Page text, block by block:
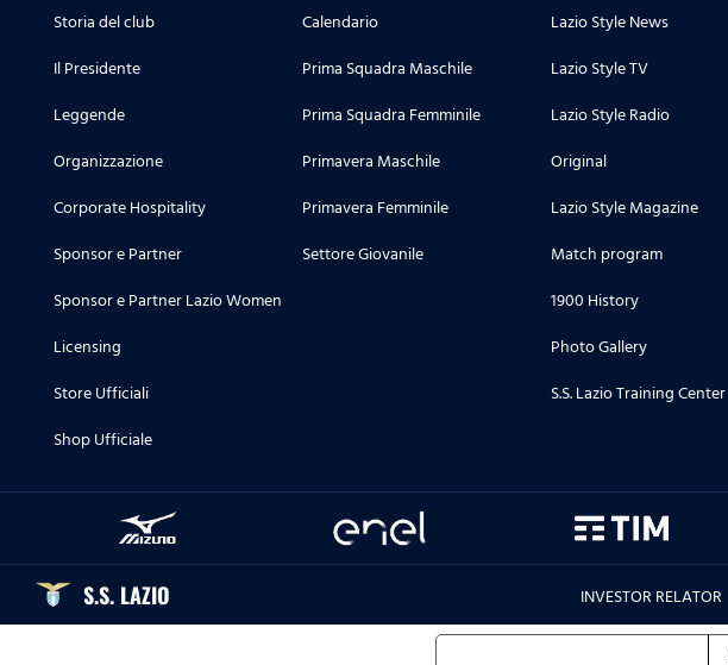
Storia del club
Il Presidente
Leggende
Organizzazione
Corporate Hospitality
Sponsor e Partner
Sponsor e Partner Lazio Women
Licensing
Store Ufficiali
Shop Ufficiale
Calendario
Prima Squadra Maschile
Prima Squadra Femminile
Primavera Maschile
Primavera Femminile
Settore Giovanile
Lazio Style News
Lazio Style TV
Lazio Style Radio
Original
Lazio Style Magazine
Match program
1900 History
Photo Gallery
S.S. Lazio Training Center
S.S. LAZIO INVESTOR RELATOR